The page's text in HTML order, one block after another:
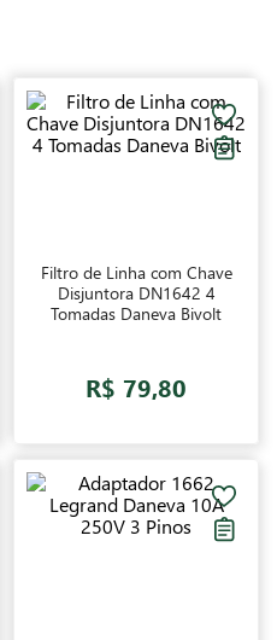
Filtro de Linha com Chave
Disjuntora DN1642 4
Tomadas Daneva Bivolt
R$ 79,80